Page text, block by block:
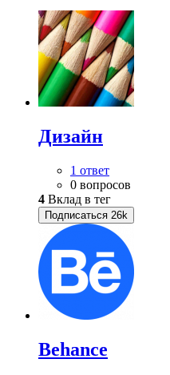
Дизайн
1 ответ
0 вопросов
4 Вклад в тег
Подписаться 26k
Behance